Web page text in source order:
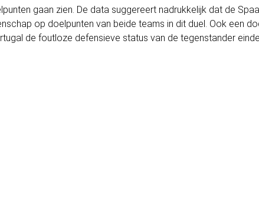
gaan zien. De data suggereert nadrukkelijk dat de
op doelpunten van beide teams in dit duel. Ook een
de foutloze defensieve status van de tegenstander